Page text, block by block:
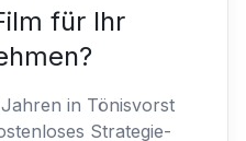
für Ihr
in Tönisvorst
Strategie-